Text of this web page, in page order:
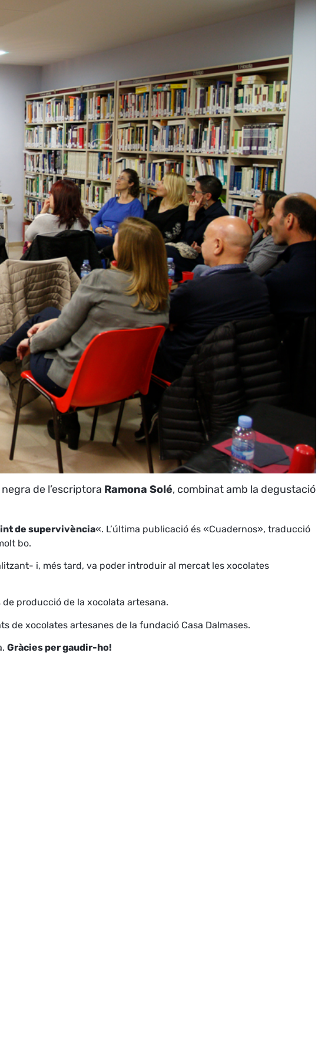
de l’escriptora Ramona Solé, combinat amb la degustació
de supervivència«. L’última publicació és «Cuadernos», traducció
bo.
i, més tard, va poder introduir al mercat les xocolates
producció de la xocolata artesana.
de xocolates artesanes de la fundació Casa Dalmases.
Gràcies per gaudir-ho!